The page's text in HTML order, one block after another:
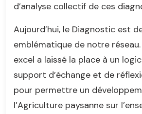
d’analyse collectif de ces
Aujourd’hui, le Diagnostic est
emblématique de notre
excel a laissé la place à un
support d’échange et de
pour permettre un
l’Agriculture paysanne sur